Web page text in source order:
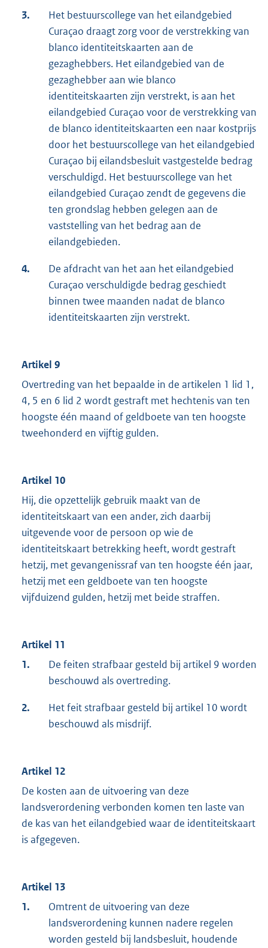
3.
Het bestuurscollege van het eilandgebied
Curaçao draagt zorg voor de verstrekking van
blanco identiteitskaarten aan de
gezaghebbers. Het eilandgebied van de
gezaghebber aan wie blanco
identiteitskaarten zijn verstrekt, is aan het
eilandgebied Curaçao voor de verstrekking van
de blanco identiteitskaarten een naar kostprijs
door het bestuurscollege van het eilandgebied
Curaçao bij eilandsbesluit vastgestelde bedrag
verschuldigd. Het bestuurscollege van het
eilandgebied Curaçao zendt de gegevens die
ten grondslag hebben gelegen aan de
vaststelling van het bedrag aan de
eilandgebieden.
4.
De afdracht van het aan het eilandgebied
Curaçao verschuldigde bedrag geschiedt
binnen twee maanden nadat de blanco
identiteitskaarten zijn verstrekt.
Artikel 9
Overtreding van het bepaalde in de artikelen 1 lid 1,
4, 5 en 6 lid 2 wordt gestraft met hechtenis van ten
hoogste één maand of geldboete van ten hoogste
tweehonderd en vijftig gulden.
Artikel 10
Hij, die opzettelijk gebruik maakt van de
identiteitskaart van een ander, zich daarbij
uitgevende voor de persoon op wie de
identiteitskaart betrekking heeft, wordt gestraft
hetzij, met gevangenissraf van ten hoogste één jaar,
hetzij met een geldboete van ten hoogste
vijfduizend gulden, hetzij met beide straffen.
Artikel 11
1.
De feiten strafbaar gesteld bij artikel 9 worden
beschouwd als overtreding.
2.
Het feit strafbaar gesteld bij artikel 10 wordt
beschouwd als misdrijf.
Artikel 12
De kosten aan de uitvoering van deze
landsverordening verbonden komen ten laste van
de kas van het eilandgebied waar de identiteitskaart
is afgegeven.
Artikel 13
1.
Omtrent de uitvoering van deze
landsverordening kunnen nadere regelen
worden gesteld bij landsbesluit, houdende